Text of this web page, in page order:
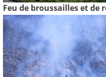
Feu de broussailles et de